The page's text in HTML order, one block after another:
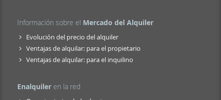
Información sobre el Mercado del Alquiler
Evolución del precio del alquiler
Ventajas de alquilar: para el propietario
Ventajas de alquilar: para el inquilino
Enalquiler en la red